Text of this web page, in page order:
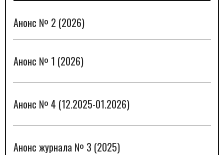
Анонс № 2 (2026)
Анонс № 1 (2026)
Анонс № 4 (12.2025-01.2026)
Анонс журнала № 3 (2025)